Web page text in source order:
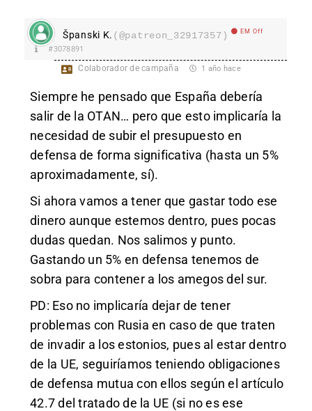
Španski K. (@patreon_32917357) EM Off
#3078891
Colaborador de campaña 1 año hace
Siempre he pensado que España debería
salir de la OTAN… pero que esto implicaría la
necesidad de subir el presupuesto en
defensa de forma significativa (hasta un 5%
aproximadamente, sí).
Si ahora vamos a tener que gastar todo ese
dinero aunque estemos dentro, pues pocas
dudas quedan. Nos salimos y punto.
Gastando un 5% en defensa tenemos de
sobra para contener a los amegos del sur.
PD: Eso no implicaría dejar de tener
problemas con Rusia en caso de que traten
de invadir a los estonios, pues al estar dentro
de la UE, seguiríamos teniendo obligaciones
de defensa mutua con ellos según el artículo
42.7 del tratado de la UE (si no es ese